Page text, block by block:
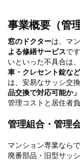
事業概要（管
窓のドクターは、マ
よる修繕サービスで
いといった不具合は
車・クレセント錠な
は、安易なサッシ交
品交換で対応可能か」
管理コストと居住者
管理組合・管理
マンション専業なら
廃番部品・旧型サッ